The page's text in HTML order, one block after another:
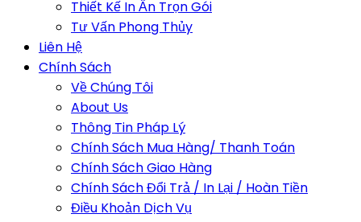
Thiết Kế In Ấn Trọn Gói
Tư Vấn Phong Thủy
Liên Hệ
Chính Sách
Về Chúng Tôi
About Us
Thông Tin Pháp Lý
Chính Sách Mua Hàng/ Thanh Toán
Chính Sách Giao Hàng
Chính Sách Đổi Trả / In Lại / Hoàn Tiền
Điều Khoản Dịch Vụ